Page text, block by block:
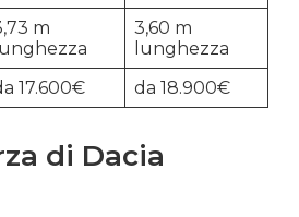
m
lunghezza
3,60 m
lunghezza
17.600€ da 18.900€
di Dacia